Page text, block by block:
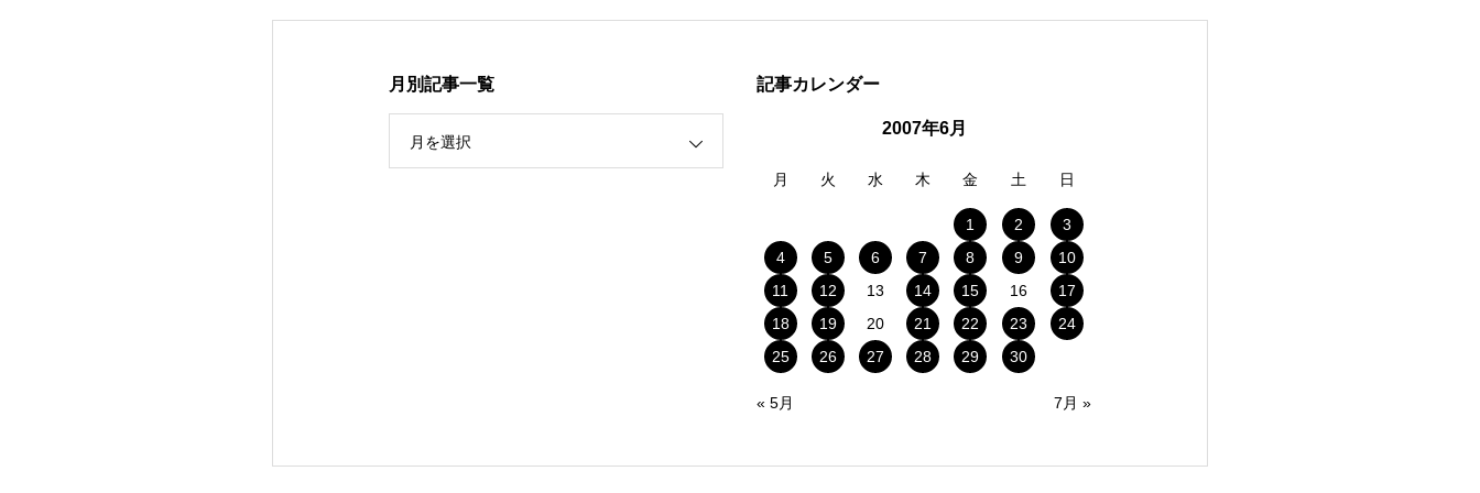
月別記事一覧
月を選択
記事カレンダー
2007年6月
月 火 水 木 金 土 日
1 2
3
4
5 6 7 8 9
10
11
12 13 14 15 16
17
18
19 20 21 22 23
24
25
26 27 28 29 30
« 5月 7月 »